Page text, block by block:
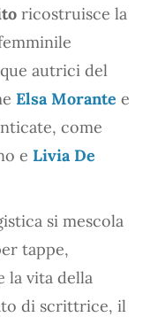
ricostruisce la
autrici del
Elsa Morante e
come
e Livia De
si mescola
tappe,
la vita della
di scrittrice, il